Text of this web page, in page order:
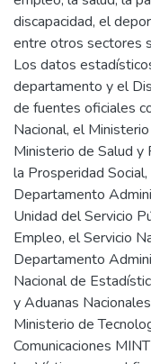
discapacidad, el
entre otros sectores
Los datos
departamento y el
de fuentes oficiales
Nacional, el
Ministerio de Salud y
la Prosperidad
Departamento
Unidad del Servicio
Empleo, el Servicio
Departamento
Nacional de
y Aduanas
Ministerio de
Comunicaciones